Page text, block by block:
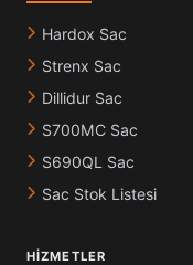
Hardox Sac
Strenx Sac
Dillidur Sac
S700MC Sac
S690QL Sac
Sac Stok Listesi
HIZMETLER